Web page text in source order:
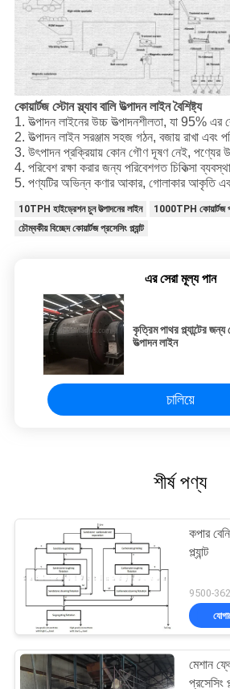
কোয়ার্টজ স্টোন স্ল্যাব বালি উত্পাদন লাইন বৈশিষ্ট্য
1. উত্পাদন লাইনের উচ্চ উত্পাদনশীলতা, যা 95% এর
2. উত্পাদন লাইন সরঞ্জাম সহজ গঠন, বজায় রাখা এবং
3. উৎপাদন প্রক্রিয়ায় কোন গৌণ দূষণ নেই, পণ্যের
4. পরিবেশ রক্ষা করার জন্য পরিবেশগত চিকিত্সা
5. পণ্যটির অভিন্ন কণার আকার, গোলাকার আকৃতি
10TPH হাইড্রেশন চুন উত্পাদনের লাইন
1000TPH কোয়ার্টজ
চৌম্বকীয় বিচ্ছেদ কোয়ার্টজ প্রসেসিং প্ল্যান্ট
এর সেরা মূল্য পান
কৃত্রিম পাথর প্ল্যান্টের জন্য
উত্পাদন লাইন
চালিয়ে
শীর্ষ পণ্য
কপার
প্ল্যান্ট
মেশান
প্রসেসিং